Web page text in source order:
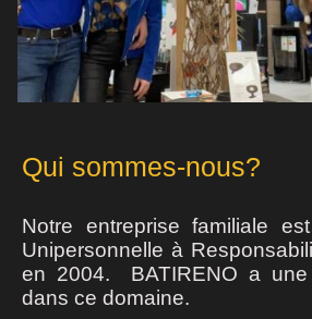
Qui sommes-nous?
Notre entreprise familiale
Unipersonnelle à
en 2004. BATIRENO a une
dans ce domaine.